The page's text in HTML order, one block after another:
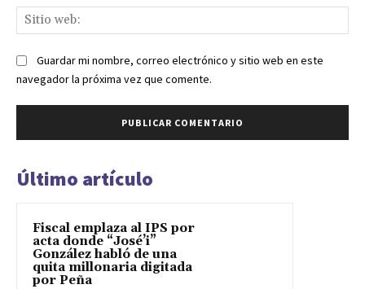
Guardar mi nombre, correo electrónico y sitio web en este
navegador la próxima vez que comente.
Último artículo
Fiscal emplaza al IPS por
acta donde “José’i”
González habló de una
quita millonaria digitada
por Peña